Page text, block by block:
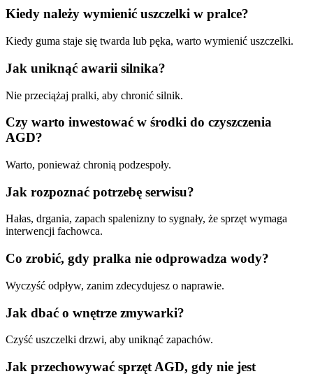
Kiedy należy wymienić uszczelki w pralce?
Kiedy guma staje się twarda lub pęka, warto wymienić uszczelki.
Jak uniknąć awarii silnika?
Nie przeciążaj pralki, aby chronić silnik.
Czy warto inwestować w środki do czyszczenia
AGD?
Warto, ponieważ chronią podzespoły.
Jak rozpoznać potrzebę serwisu?
Hałas, drgania, zapach spalenizny to sygnały, że sprzęt wymaga
interwencji fachowca.
Co zrobić, gdy pralka nie odprowadza wody?
Wyczyść odpływ, zanim zdecydujesz o naprawie.
Jak dbać o wnętrze zmywarki?
Czyść uszczelki drzwi, aby uniknąć zapachów.
Jak przechowywać sprzęt AGD, gdy nie jest